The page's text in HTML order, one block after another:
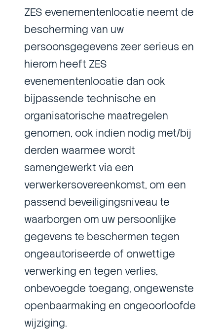
ZES evenementenlocatie neemt de
bescherming van uw
persoonsgegevens zeer serieus en
hierom heeft ZES
evenementenlocatie dan ook
bijpassende technische en
organisatorische maatregelen
genomen, ook indien nodig met/bij
derden waarmee wordt
samengewerkt via een
verwerkersovereenkomst, om een ​​
passend beveiligingsniveau te
waarborgen om uw persoonlijke
gegevens te beschermen tegen
ongeautoriseerde of onwettige
verwerking en tegen verlies,
onbevoegde toegang, ongewenste
openbaarmaking en ongeoorloofde
wijziging.